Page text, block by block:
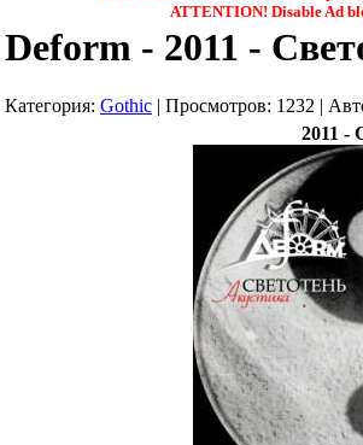
ATTENTION! Disable Ad
Deform - 2011 -
Категория: Gothic | Просмотров: 1232 |
2011 -